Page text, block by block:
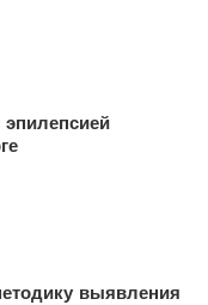
выявления